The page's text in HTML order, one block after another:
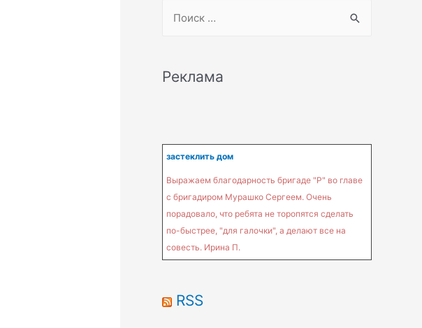
r
o
Реклама
застеклить дом
Выражаем благодарность бригаде "Р" во главе
с бригадиром Мурашко Сергеем. Очень
порадовало, что ребята не торопятся сделать
по-быстрее, "для галочки", а делают все на
совесть. Ирина П.
RSS